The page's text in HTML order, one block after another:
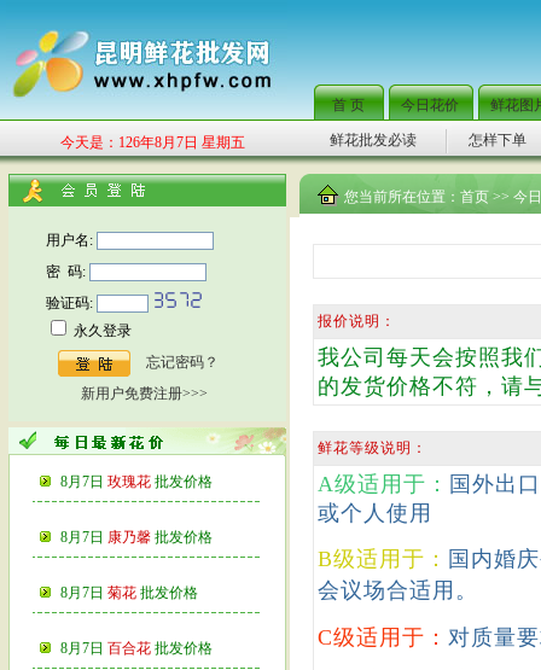
首 页 今日花价 鲜花图
今天是：126年8月7日 星期五 鲜花批发必读 怎样下单
用户名:
密 码:
验证码:
永久登录
忘记密码？
新用户免费注册>>>
8月7日 玫瑰花 批发价格
8月7日 康乃馨 批发价格
8月7日 菊花 批发价格
8月7日 百合花 批发价格
您当前所在位置： 首页 >> 今
报价说明：
我公司每天会按照我
的发货价格不符，请
鲜花等级说明：
A级适用于： 国外出
或个人使用
B级适用于： 国内婚
会议场合适用。
C级适用于： 对质量